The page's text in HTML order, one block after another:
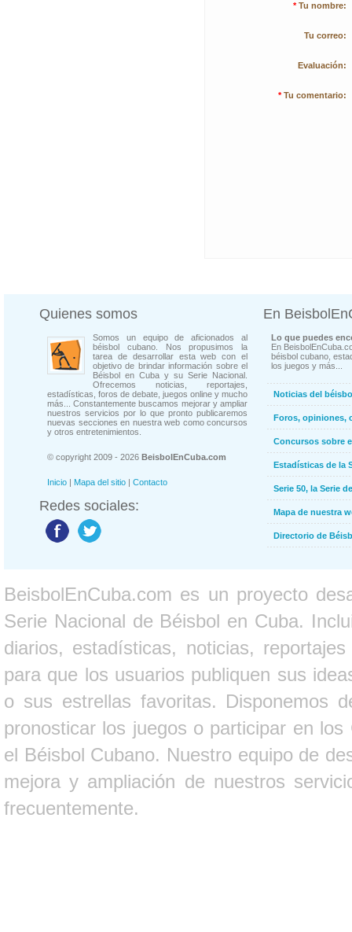
* Tu nombre:
Tu correo:
Evaluación:
* Tu comentario:
Quienes somos
Somos un equipo de aficionados al
béisbol cubano. Nos propusimos la
tarea de desarrollar esta web con el
objetivo de brindar información sobre el
Béisbol en Cuba y su Serie Nacional.
Ofrecemos noticias, reportajes,
estadísticas, foros de debate, juegos online y mucho
más... Constantemente buscamos mejorar y ampliar
nuestros servicios por lo que pronto publicaremos
nuevas secciones en nuestra web como concursos
y otros entretenimientos.
© copyright 2009 - 2026 BeisbolEnCuba.com
Inicio | Mapa del sitio | Contacto
Redes sociales:
En
Lo que puedes
En
béisbol cubano,
los juegos y más...
Noticias del
Foros, opiniones,
Concursos sobre
Estadísticas de la
Serie 50, la Serie
Mapa de nuestra
Directorio de
BeisbolEnCuba.com es un proyecto
Serie Nacional de Béisbol en Cuba.
diarios, estadísticas, noticias,
para que los usuarios publiquen sus
o sus estrellas favoritas. Disponemos
pronosticar los juegos o participar en
el Béisbol Cubano. Nuestro equipo de
mejora y ampliación de nuestros
frecuentemente.